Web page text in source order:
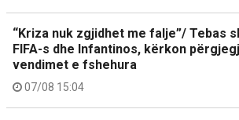
“Kriza nuk zgjidhet me falje”/ Tebas
FIFA-s dhe Infantinos, kërkon
vendimet e fshehura
07/08 15:04